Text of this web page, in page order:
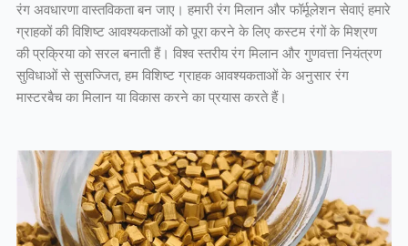
रंग अवधारणा वास्तविकता बन जाए। हमारी रंग मिलान और फॉर्मूलेशन सेवाएं हमारे
ग्राहकों की विशिष्ट आवश्यकताओं को पूरा करने के लिए कस्टम रंगों के मिश्रण
की प्रक्रिया को सरल बनाती हैं। विश्व स्तरीय रंग मिलान और गुणवत्ता नियंत्रण
सुविधाओं से सुसज्जित, हम विशिष्ट ग्राहक आवश्यकताओं के अनुसार रंग
मास्टरबैच का मिलान या विकास करने का प्रयास करते हैं।